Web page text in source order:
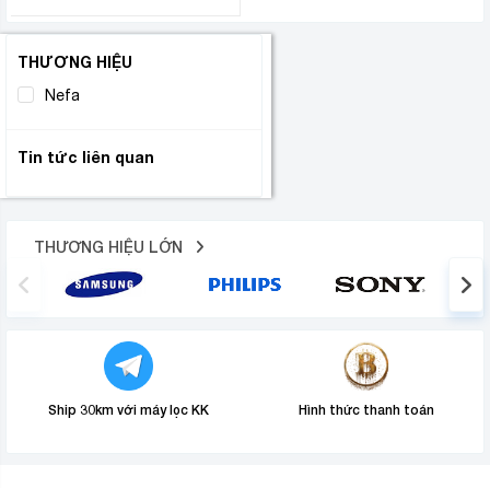
THƯƠNG HIỆU
Nefa
Tin tức liên quan
THƯƠNG HIỆU LỚN
Ship 30km với máy lọc KK Hình thức thanh toán